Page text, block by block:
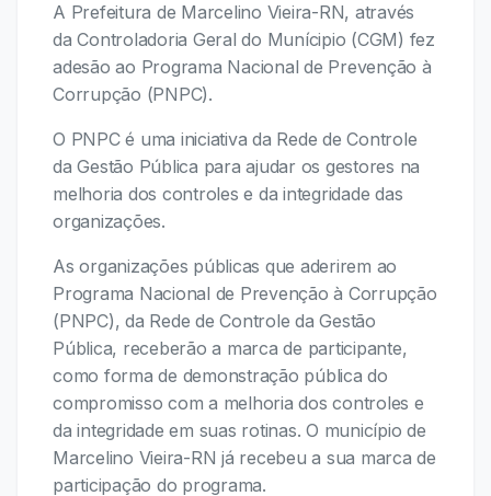
A Prefeitura de Marcelino Vieira-RN, através
da Controladoria Geral do Munícipio (CGM) fez
adesão ao Programa Nacional de Prevenção à
Corrupção (PNPC).
O PNPC é uma iniciativa da Rede de Controle
da Gestão Pública para ajudar os gestores na
melhoria dos controles e da integridade das
organizações.
As organizações públicas que aderirem ao
Programa Nacional de Prevenção à Corrupção
(PNPC), da Rede de Controle da Gestão
Pública, receberão a marca de participante,
como forma de demonstração pública do
compromisso com a melhoria dos controles e
da integridade em suas rotinas. O município de
Marcelino Vieira-RN já recebeu a sua marca de
participação do programa.